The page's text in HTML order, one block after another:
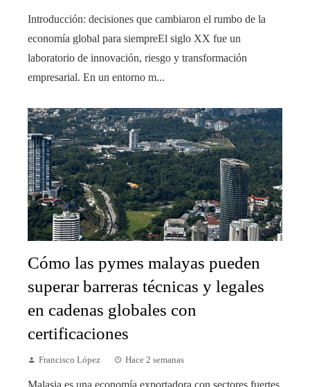
Introducción: decisiones que cambiaron el rumbo de la
economía global para siempreEl siglo XX fue un
laboratorio de innovación, riesgo y transformación
empresarial. En un entorno m...
Cómo las pymes malayas pueden
superar barreras técnicas y legales
en cadenas globales con
certificaciones
Francisco López Hace 2 semanas
Malasia es una economía exportadora con sectores fuertes